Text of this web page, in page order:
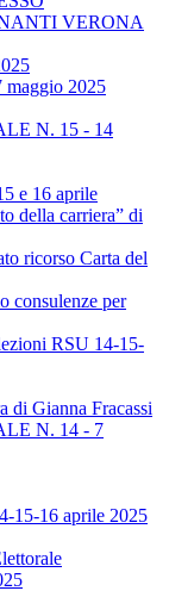
VERONA
2025
N. 15 - 14
e 16 aprile
della carriera” di
ricorso Carta del
consulenze per
RSU 14-15-
di Gianna Fracassi
N. 14 - 7
15-16 aprile 2025